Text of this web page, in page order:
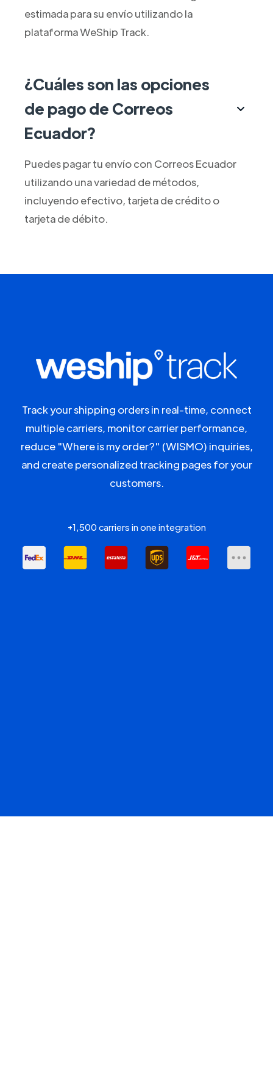
estimada para su envío utilizando la
plataforma WeShip Track.
¿Cuáles son las opciones
de pago de Correos
Ecuador?
Puedes pagar tu envío con Correos Ecuador
utilizando una variedad de métodos,
incluyendo efectivo, tarjeta de crédito o
tarjeta de débito.
Track your shipping orders in real-time, connect
multiple carriers, monitor carrier performance,
reduce "Where is my order?" (WISMO) inquiries,
and create personalized tracking pages for your
customers.
+1,500 carriers in one integration